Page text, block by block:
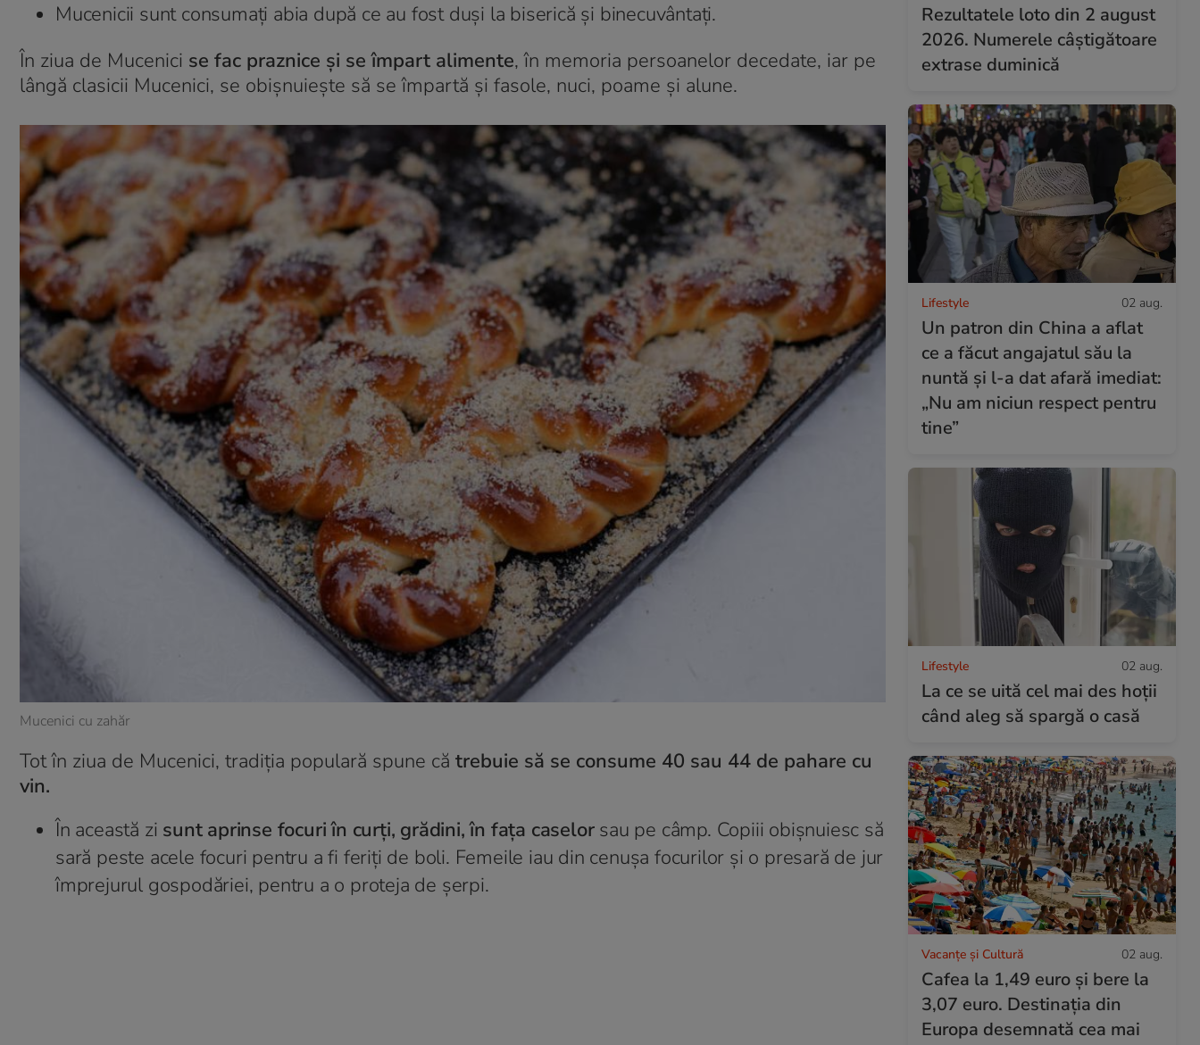
Mucenicii sunt consumați abia după ce au fost duși la biserică și binecuvântați.
În ziua de Mucenici se fac praznice și se împart alimente, în memoria persoanelor decedate, iar pe
lângă clasicii Mucenici, se obișnuiește să se împartă și fasole, nuci, poame și alune.
Mucenici cu zahăr
Tot în ziua de Mucenici, tradiția populară spune că trebuie să se consume 40 sau 44 de pahare cu
vin.
În această zi sunt aprinse focuri în curți, grădini, în fața caselorsau pe câmp. Copiii obișnuiesc să
sară peste acele focuri pentru a fi feriți de boli. Femeile iau din cenușa focurilor și o presară de jur
împrejurul gospodăriei, pentru a o proteja de șerpi.
Rezultatele loto din 2 august
2026. Numerele câștigătoare
extrase duminică
Lifestyle 02 aug.
Un patron din China a aflat
ce a făcut angajatul său la
nuntă și l-a dat afară imediat:
„Nu am niciun respect pentru
tine”
Lifestyle 02 aug.
La ce se uită cel mai des hoții
când aleg să spargă o casă
Vacanțe și Cultură 02 aug.
Cafea la 1,49 euro și bere la
3,07 euro. Destinația din
Europa desemnată cea mai